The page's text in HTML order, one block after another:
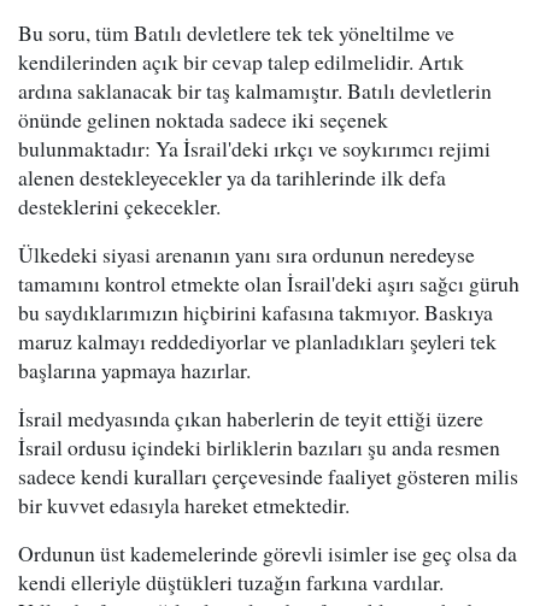
Bu soru, tüm Batılı devletlere tek tek yöneltilme ve
kendilerinden açık bir cevap talep edilmelidir. Artık
ardına saklanacak bir taş kalmamıştır. Batılı devletlerin
önünde gelinen noktada sadece iki seçenek
bulunmaktadır: Ya İsrail'deki ırkçı ve soykırımcı rejimi
alenen destekleyecekler ya da tarihlerinde ilk defa
desteklerini çekecekler.
Ülkedeki siyasi arenanın yanı sıra ordunun neredeyse
tamamını kontrol etmekte olan İsrail'deki aşırı sağcı güruh
bu saydıklarımızın hiçbirini kafasına takmıyor. Baskıya
maruz kalmayı reddediyorlar ve planladıkları şeyleri tek
başlarına yapmaya hazırlar.
İsrail medyasında çıkan haberlerin de teyit ettiği üzere
İsrail ordusu içindeki birliklerin bazıları şu anda resmen
sadece kendi kuralları çerçevesinde faaliyet gösteren milis
bir kuvvet edasıyla hareket etmektedir.
Ordunun üst kademelerinde görevli isimler ise geç olsa da
kendi elleriyle düştükleri tuzağın farkına vardılar.